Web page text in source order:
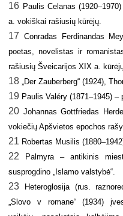
16 Paulis Celanas
a. vokiškai rašiusių kūrėjų.
17
Conradas Ferdinandas
poetas, novelistas ir
rašiusių Šveicarijos XIX a.
18 „Der Zauberberg“ (1924),
19 Paulis Valéry (1871–1945)
20 Johannas Gottfriedas
vokiečių Apšvietos epochos
21 Robertas Musilis
22
Palmyra – antikinis
susprogdino „Islamo valstybė“.
23
Heteroglosija (rus.
„Slovo v romane“ (1934)